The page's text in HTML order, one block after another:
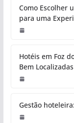
Como Escolher
para uma
Hotéis em Foz
Bem Localizadas
Gestão